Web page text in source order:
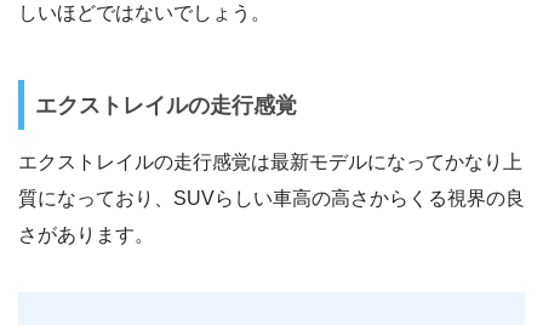
しいほどではないでしょう。
エクストレイルの走行感覚
エクストレイルの走行感覚は最新モデルになってかなり上
質になっており、SUVらしい車高の高さからくる視界の良
さがあります。